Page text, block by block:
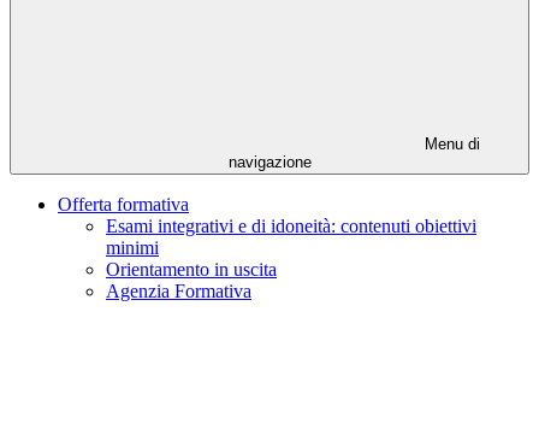
Menu di
navigazione
Offerta formativa
Esami integrativi e di idoneità: contenuti obiettivi
minimi
Orientamento in uscita
Agenzia Formativa